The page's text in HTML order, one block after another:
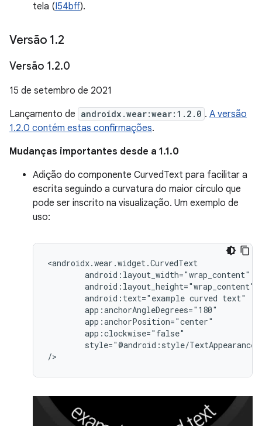
tela (I54bff).
Versão 1.2
Versão 1.2.0
15 de setembro de 2021
Lançamento de androidx.wear:wear:1.2.0 . A versão
1.2.0 contém estas confirmações.
Mudanças importantes desde a 1.1.0
Adição do componente CurvedText para facilitar a
escrita seguindo a curvatura do maior círculo que
pode ser inscrito na visualização. Um exemplo de
uso:
android:text="example curved
style="@android:style/